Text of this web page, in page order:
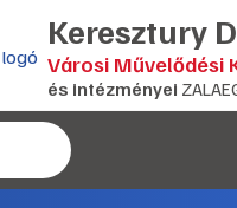
Keresztury
Városi Művelődési
és intézményei